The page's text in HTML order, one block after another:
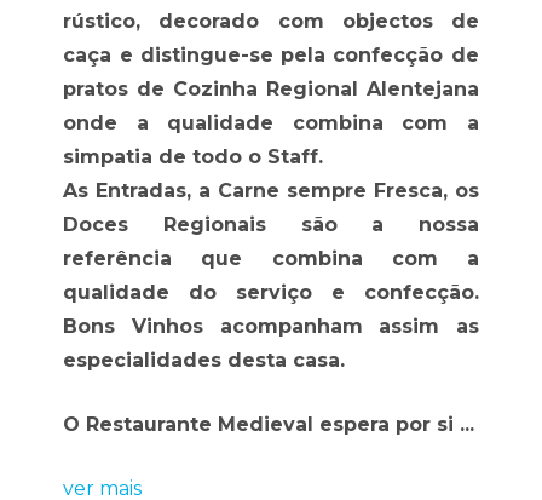
rústico, decorado com objectos de
caça e distingue-se pela confecção de
pratos de Cozinha Regional Alentejana
onde a qualidade combina com a
simpatia de todo o Staff.
As Entradas, a Carne sempre Fresca, os
Doces Regionais são a nossa
referência que combina com a
qualidade do serviço e confecção.
Bons Vinhos acompanham assim as
especialidades desta casa.
O Restaurante Medieval espera por si ...
ver mais